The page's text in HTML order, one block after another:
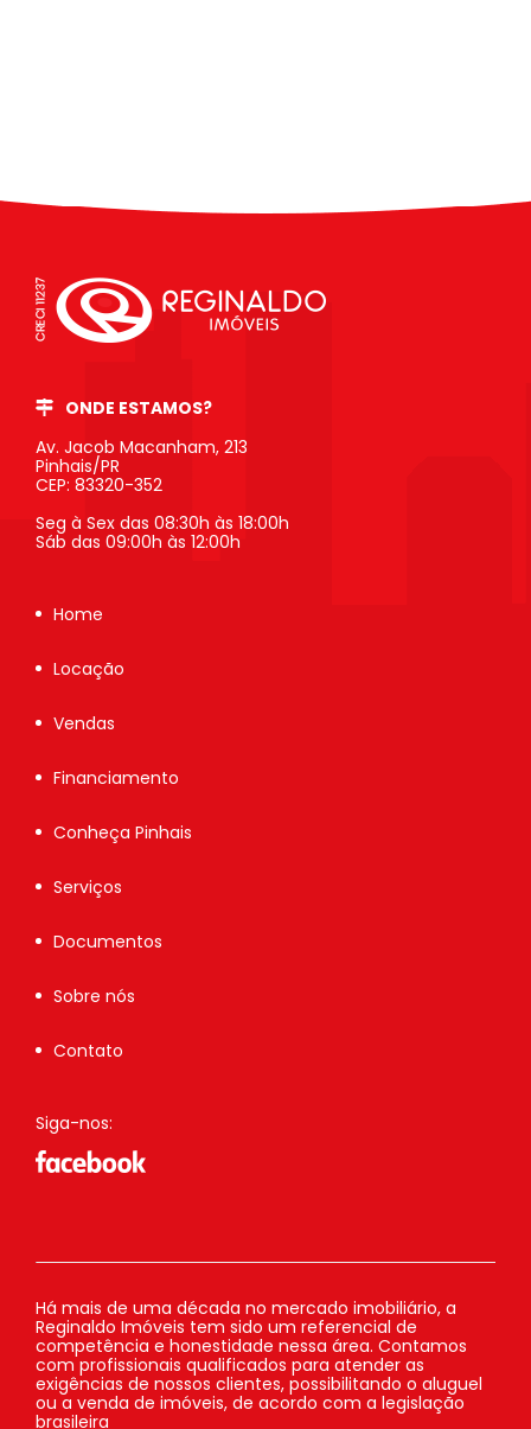
ONDE ESTAMOS?
Av. Jacob Macanham, 213
Pinhais/PR
CEP: 83320-352
Seg à Sex das 08:30h às 18:00h
Sáb das 09:00h às 12:00h
Home
Locação
Vendas
Financiamento
Conheça Pinhais
Serviços
Documentos
Sobre nós
Contato
Siga-nos:
Há mais de uma década no mercado imobiliário, a
Reginaldo Imóveis tem sido um referencial de
competência e honestidade nessa área. Contamos
com profissionais qualificados para atender as
exigências de nossos clientes, possibilitando o aluguel
ou a venda de imóveis, de acordo com a legislação
brasileira